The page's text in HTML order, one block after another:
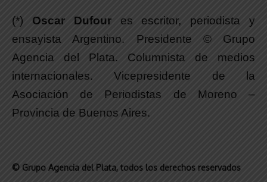
(*) Oscar Dufour es escritor, periodista y
ensayista Argentino. Presidente © Grupo
Agencia del Plata. Columnista de medios
internacionales. Vicepresidente de la
Asociación de Periodistas de Moreno –
Provincia de Buenos Aires.
© Grupo Agencia del Plata, todos los derechos reservados